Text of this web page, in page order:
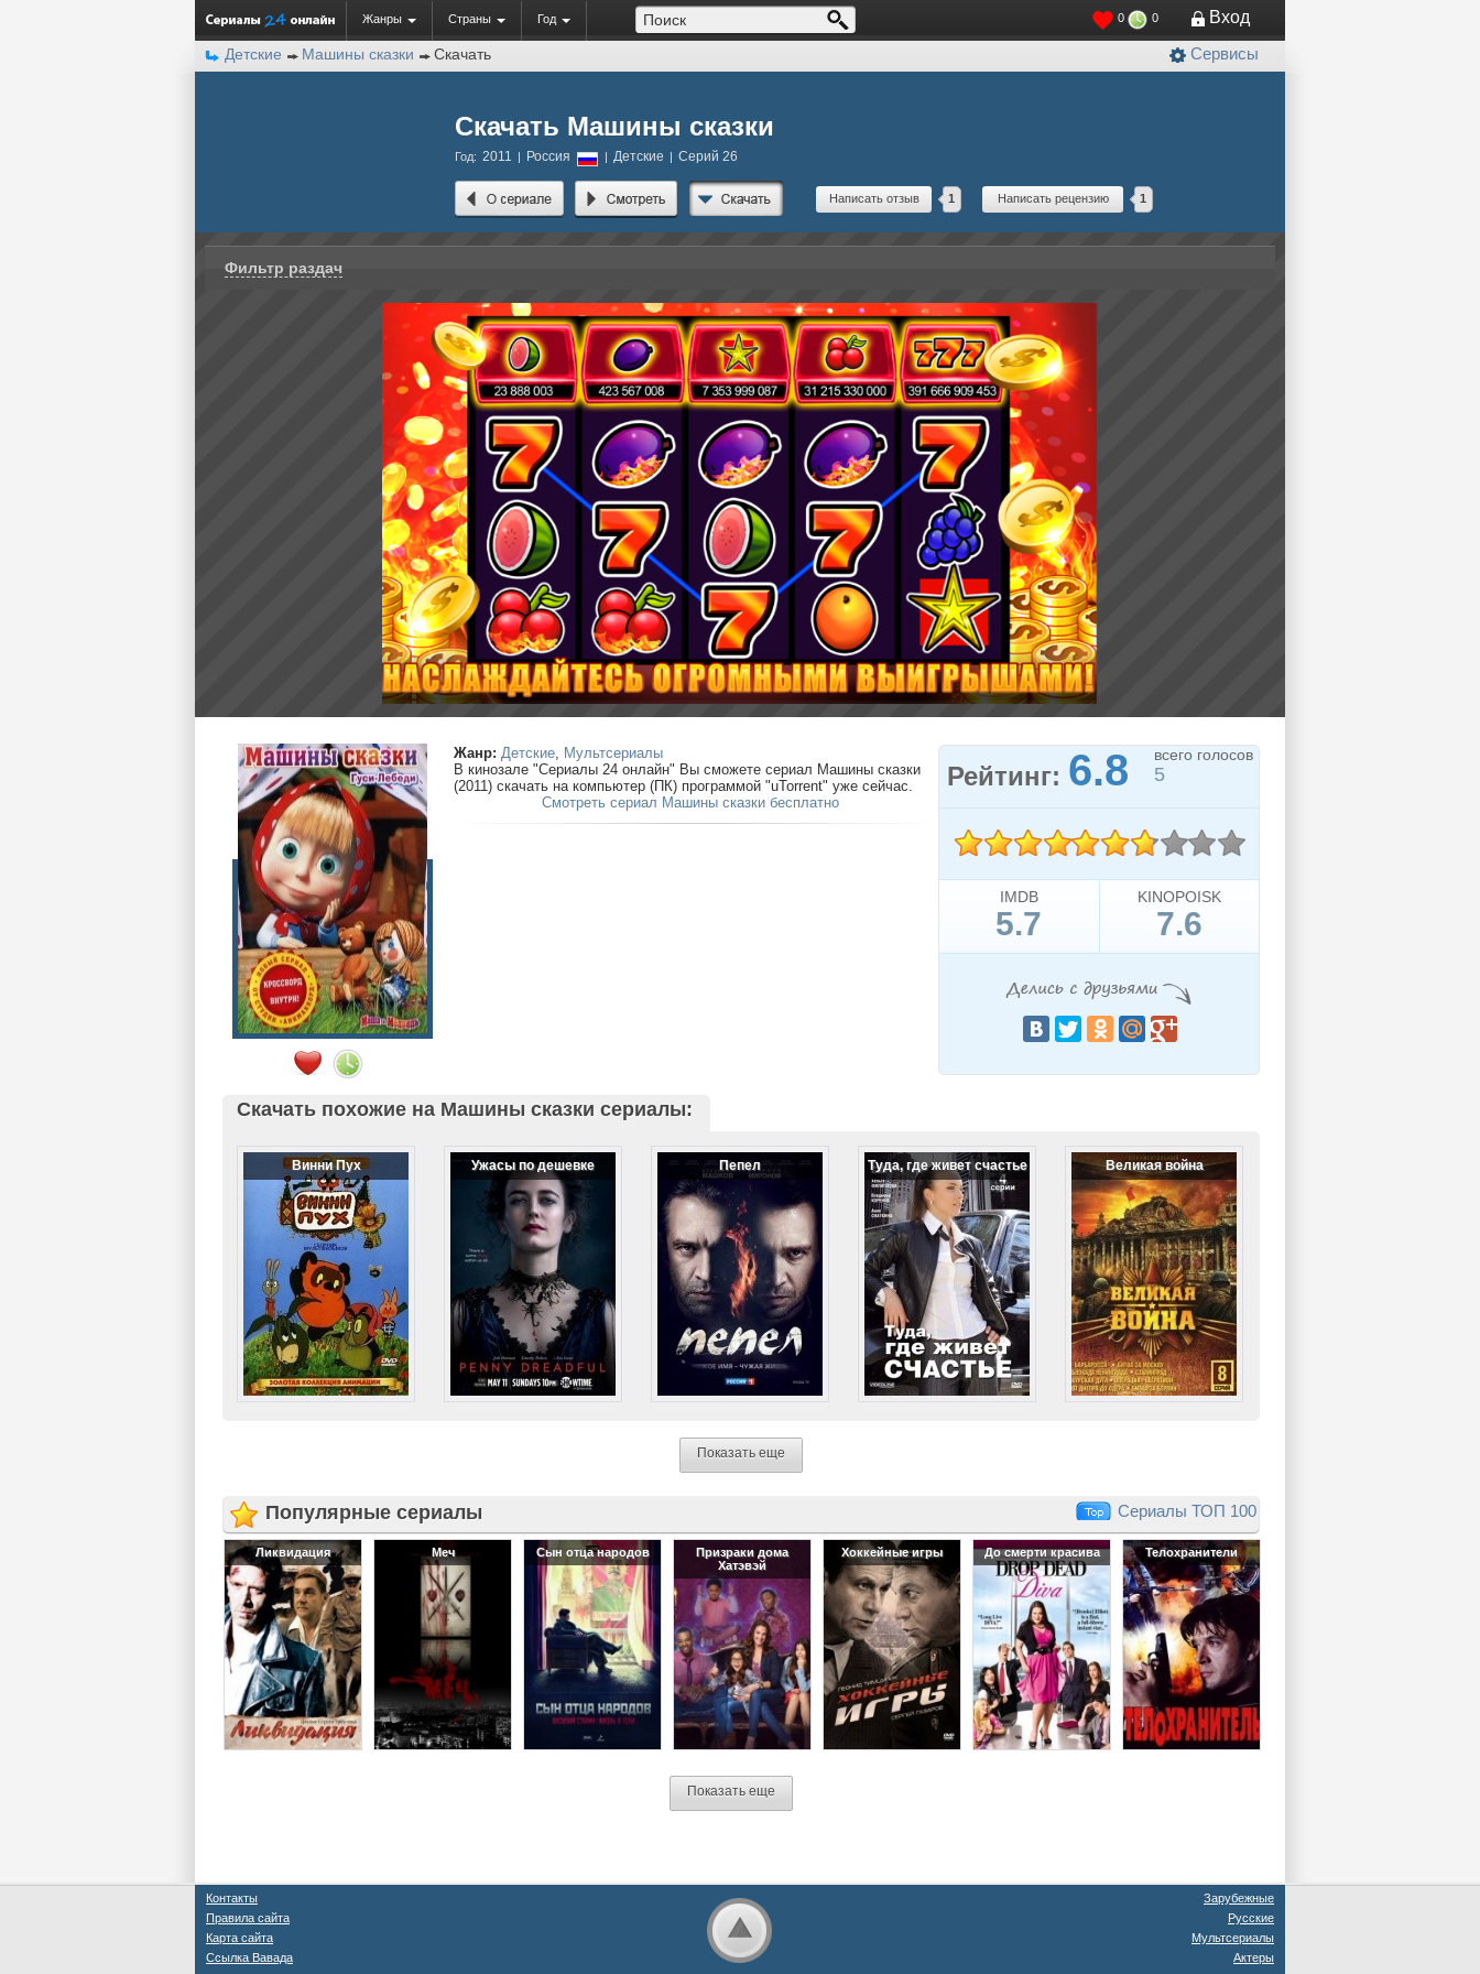
Сервисы
Детские Машины сказки Скачать
Жанры Страны Год 0 0 Вход
Скачать Машины сказки
Год: 2011 | Россия | Детские | Серий 26
Написать отзыв 1 Написать рецензию 1
Фильтр раздач
Рейтинг: 6.8 всего голосов
5
IMDB
5.7
KINOPOISK
7.6
Жанр: Детские, Мультсериалы
В кинозале "Сериалы 24 онлайн" Вы сможете сериал Машины сказки
(2011) скачать на компьютер (ПК) программой "uTorrent" уже сейчас.
Смотреть сериал Машины сказки бесплатно
Скачать похожие на Машины сказки сериалы:
Винни Пух Ужасы по дешевке Пепел Туда, где живет счастье Великая война
Показать еще
Популярные сериалы Сериалы ТОП 100
Ликвидация Меч Сын отца народов
Призраки дома
Хатэвэй
Хоккейные игры До смерти красива Телохранители
Показать еще
Контакты
Правила сайта
Карта сайта
Ссылка Вавада
Зарубежные
Русские
Мультсериалы
Актеры